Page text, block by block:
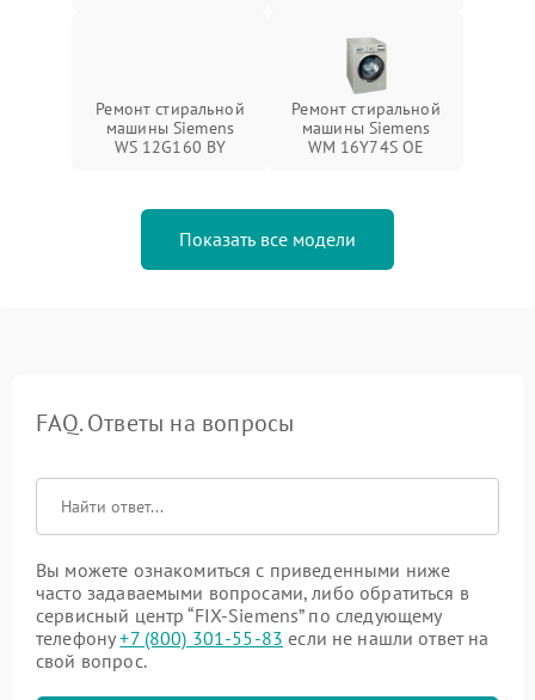
Ремонт стиральной
машины Siemens
WS 12G160 BY
Ремонт стиральной
машины Siemens
WM 16Y74S OE
Показать все модели
FAQ. Ответы на вопросы
Вы можете ознакомиться с приведенными ниже
часто задаваемыми вопросами, либо обратиться в
сервисный центр “FIX-Siemens” по следующему
телефону+7 (800) 301-55-83 если не нашли ответ на
свой вопрос.